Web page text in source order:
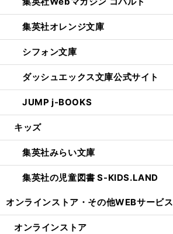
集英社オレンジ文庫
シフォン文庫
ダッシュエックス文庫公式サイト
JUMP j-BOOKS
キッズ
集英社みらい文庫
集英社の児童図書 S-KIDS.LAND
オンラインストア・ その他WEBサービス
オンラインストア